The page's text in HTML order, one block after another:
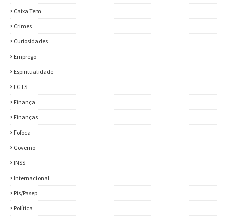
Caixa Tem
Crimes
Curiosidades
Emprego
Espiritualidade
FGTS
Finança
Finanças
Fofoca
Governo
INSS
Internacional
Pis/Pasep
Política